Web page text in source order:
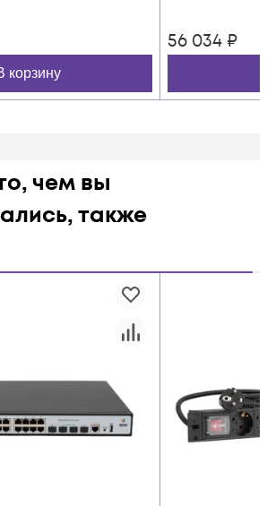
корзину
56 034 ₽
чем вы
также